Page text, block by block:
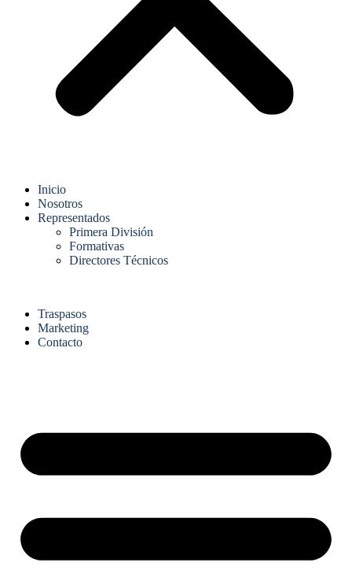
Inicio
Nosotros
Representados
Primera División
Formativas
Directores Técnicos
Traspasos
Marketing
Contacto